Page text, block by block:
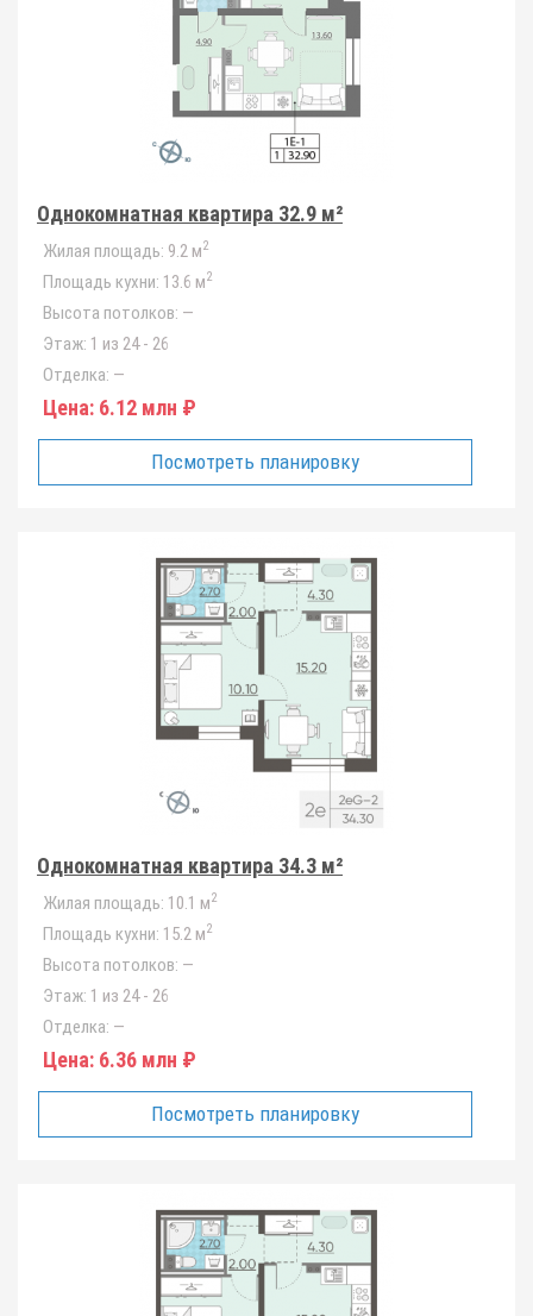
Однокомнатная квартира 32.9 м²
Жилая площадь: 9.2 м2
Площадь кухни: 13.6 м2
Высота потолков: —
Этаж: 1 из 24 - 26
Отделка: —
Цена: 6.12 млн ₽
Посмотреть планировку
Однокомнатная квартира 34.3 м²
Жилая площадь: 10.1 м2
Площадь кухни: 15.2 м2
Высота потолков: —
Этаж: 1 из 24 - 26
Отделка: —
Цена: 6.36 млн ₽
Посмотреть планировку